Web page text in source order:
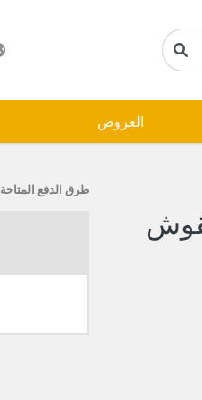
العروض
طرق الدفع المتاحة